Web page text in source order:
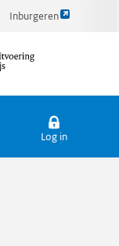
Inburgeren
Link
pagina
Log in